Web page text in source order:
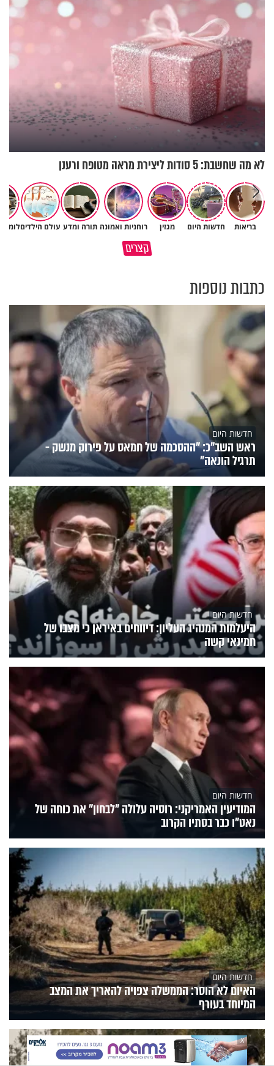
לא מה שחשבת: 5 סודות ליצירת מראה מטופח ורענן
בריאות חדשות היום מגזין רוחניות ואמונה תורה ומדע עולם הילדים
קצריםמדוע האמונה נמשלה למלח?
גם ׳הרע׳ זה הרחמים של בורא
כתבות נוספות
חדשות היום
ראש השב"כ: "ההסכמה של חמאס על פירוק מנשק -
תרגיל הונאה"
חדשות היום
היעלמות המנהיג העליון: דיווחים באיראן כי מצבו של
חמינאי קשה
חדשות היום
המודיעין האמריקני: רוסיה עלולה "לבחון" את כוחה של
נאט"ו כבר בסתיו הקרוב
חדשות היום
האיום לא הוסר: הממשלה צפויה להאריך את המצב
המיוחד בעורף
X